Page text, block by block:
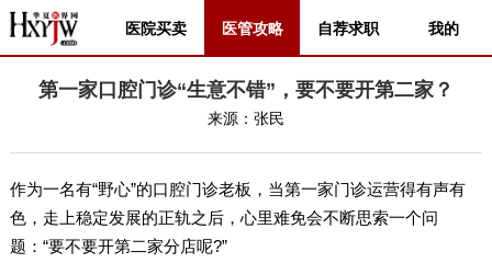
医院买卖 医管攻略 自荐求职 我的
第一家口腔门诊“生意不错”，要不要开第二家？
来源： 张民
作为一名有“野心”的口腔门诊老板，当第一家门诊运营得有声有
色，走上稳定发展的正轨之后，心里难免会不断思索一个问
题：“要不要开第二家分店呢?”